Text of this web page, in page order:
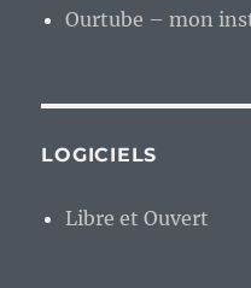
Ourtube – mon
LOGICIELS
Libre et Ouvert